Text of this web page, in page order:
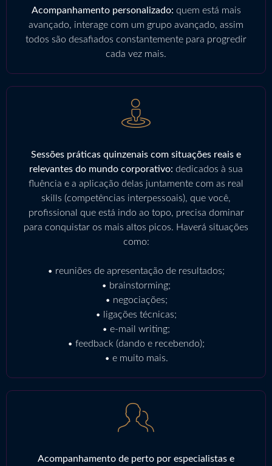
Acompanhamento personalizado: quem está mais
avançado, interage com um grupo avançado, assim
todos são desafiados constantemente para progredir
cada vez mais.
Sessões práticas quinzenais com situações reais e
relevantes do mundo corporativo: dedicados à sua
fluência e a aplicação delas juntamente com as real
skills (competências interpessoais), que você,
profissional que está indo ao topo, precisa dominar
para conquistar os mais altos picos. Haverá situações
como:
• reuniões de apresentação de resultados;
• brainstorming;
• negociações;
• ligações técnicas;
• e-mail writing;
• feedback (dando e recebendo);
• e muito mais.
Acompanhamento de perto por especialistas e